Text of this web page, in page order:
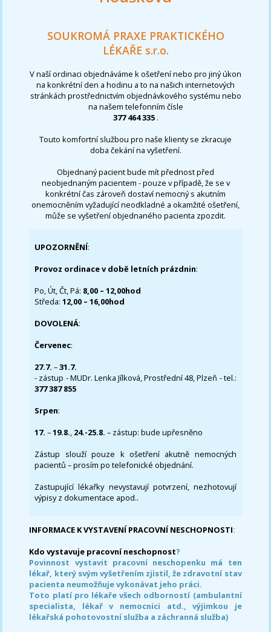
SOUKROMÁ PRAXE PRAKTICKÉHO
LÉKAŘE s.r.o.
V naší ordinaci objednáváme k ošetření nebo pro jiný úkon
na konkrétní den a hodinu a to na našich internetových
stránkách prostřednictvím objednávkového systému nebo
na našem telefonním čísle
377 464 335 .
Touto komfortní službou pro naše klienty se zkracuje
doba čekání na vyšetření.
Objednaný pacient bude mít přednost před
neobjednaným pacientem - pouze v případě, že se v
konkrétní čas zároveň dostaví nemocný s akutním
onemocněním vyžadující neodkladné a okamžité ošetření,
může se vyšetření objednaného pacienta zpozdit.
UPOZORNĚNÍ:
Provoz ordinace v době letních prázdnin:
Po, Út, Čt, Pá: 8,00 – 12,00hod
Středa:12,00 – 16,00hod
DOVOLENÁ:
Červenec:
27.7.–31.7.
- zástup - MUDr. Lenka Jílková, Prostřední 48, Plzeň - tel.:
377 387 855
Srpen:
17. –19.8., 24.-25.8. – zástup: bude upřesněno
Zástup slouží pouze k ošetření akutně nemocných
pacientů – prosím po telefonické objednání.
Zastupující lékařky nevystavují potvrzení, nezhotovují
výpisy z dokumentace apod..
INFORMACE K VYSTAVENÍ PRACOVNÍ NESCHOPNOSTI:
Kdo vystavuje pracovní neschopnost?
Povinnost vystavit pracovní neschopenku má ten
lékař, který svým vyšetřením zjistil, že zdravotní stav
pacienta neumožňuje vykonávat jeho práci.
Toto platí pro lékaře všech odborností (ambulantní
specialista, lékař v nemocnici atd., výjimkou je
lékařská pohotovostní služba a záchranná služba)